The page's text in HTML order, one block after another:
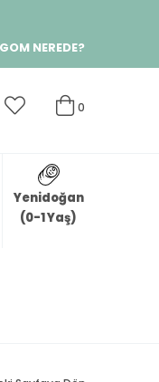
NEREDE?
0
Yenidoğan
(0-1 Yaş)